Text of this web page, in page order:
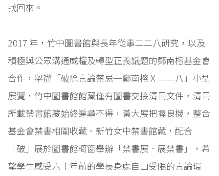
找回來。
2017 年，竹中圖書館與長年從事二二八研究，以及
積極與公眾溝通威權及轉型正義議題的鄭南榕基金會
合作，舉辦「破除言論禁忌─鄭南榕 X 二二八」小型
展覽，竹中圖書館館藏僅有圖書交接清冊文件，清冊
所載禁書館藏始終遍尋不得，黃大展把握良機，整合
基金會禁書相關收藏、新竹女中禁書館藏，配合
「破」展於圖書館櫥窗舉辦「禁書展．展禁書」，希
望學生感受六十年前的學長身處自由受限的言論環